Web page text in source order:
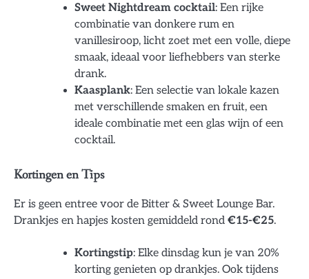
Sweet Nightdream cocktail: Een rijke
combinatie van donkere rum en
vanillesiroop, licht zoet met een volle, diepe
smaak, ideaal voor liefhebbers van sterke
drank.
Kaasplank: Een selectie van lokale kazen
met verschillende smaken en fruit, een
ideale combinatie met een glas wijn of een
cocktail.
Kortingen en Tips
Er is geen entree voor de Bitter & Sweet Lounge Bar.
Drankjes en hapjes kosten gemiddeld rond €15-€25.
Kortingstip: Elke dinsdag kun je van 20%
korting genieten op drankjes. Ook tijdens